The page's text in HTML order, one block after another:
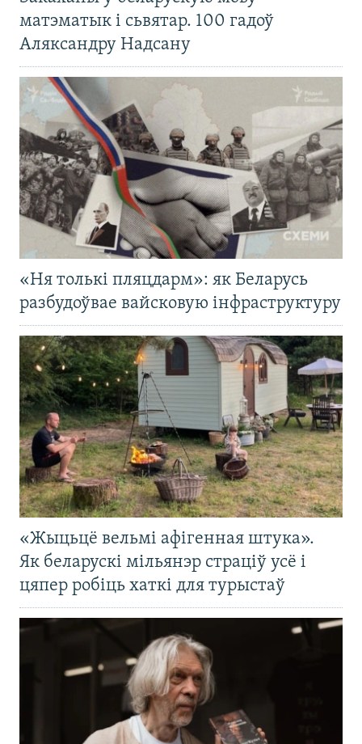
матэматык і сьвятар. 100 гадоў
Аляксандру Надсану
«Ня толькі пляцдарм»: як Беларусь
разбудоўвае вайсковую інфраструктуру
«Жыцьцё вельмі афігенная штука».
Як беларускі мільянэр страціў усё і
цяпер робіць хаткі для турыстаў